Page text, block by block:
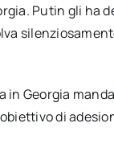
Putin gli ha
in Georgia
di